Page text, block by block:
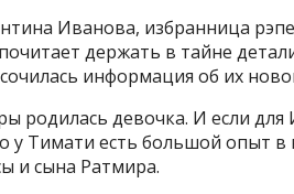
Иванова, избранница
держать в тайне
информация об их
родилась девочка. И если
Тимати есть большой опыт в
и сына Ратмира.